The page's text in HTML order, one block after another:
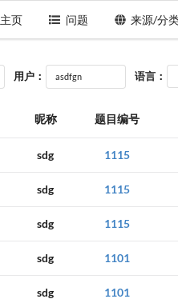
主页 问题 来源/分
用户： 语言：
昵称 题目编号
sdg 1115
sdg 1115
sdg 1115
sdg 1101
sdg 1101